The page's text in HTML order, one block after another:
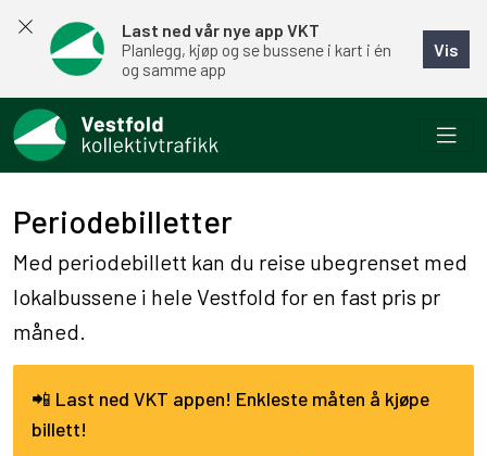
Last ned vår nye app VKT
Planlegg, kjøp og se bussene i kart i én
og samme app
Vis
Periodebilletter
Med periodebillett kan du reise ubegrenset med
lokalbussene i hele Vestfold for en fast pris pr
måned.
📲 Last ned VKT appen! Enkleste måten å kjøpe
billett!